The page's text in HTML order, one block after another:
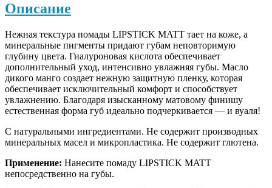
Описание
Нежная текстура помады LIPSTICK MATT тает на коже, а
минеральные пигменты придают губам неповторимую
глубину цвета. Гиалуроновая кислота обеспечивает
дополнительный уход, интенсивно увлажняя губы. Масло
дикого манго создает нежную защитную пленку, которая
обеспечивает исключительный комфорт и способствует
увлажнению. Благодаря изысканному матовому финишу
естественная форма губ идеально подчеркивается — и вуаля!
С натуральными ингредиентами. Не содержит производных
минеральных масел и микропластика. Не содержит глютена.
Применение: Нанесите помаду LIPSTICK MATT
непосредственно на губы.